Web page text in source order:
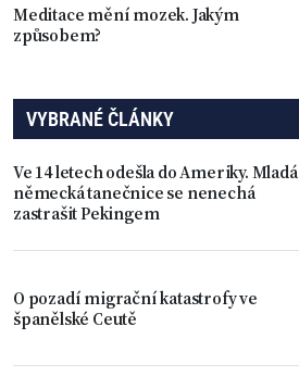
Meditace mění mozek. Jakým
způsobem?
VYBRANÉ ČLÁNKY
Ve 14 letech odešla do Ameriky. Mladá
německá tanečnice se nenechá
zastrašit Pekingem
O pozadí migrační katastrofy ve
španělské Ceutě